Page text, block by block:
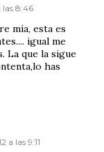
las 8:46
mía, esta es
igual me
La que la sigue
has
a las 9:11